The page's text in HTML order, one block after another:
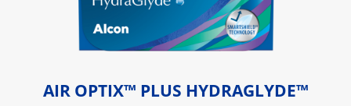
AIR OPTIX™ PLUS HYDRAGLYDE™